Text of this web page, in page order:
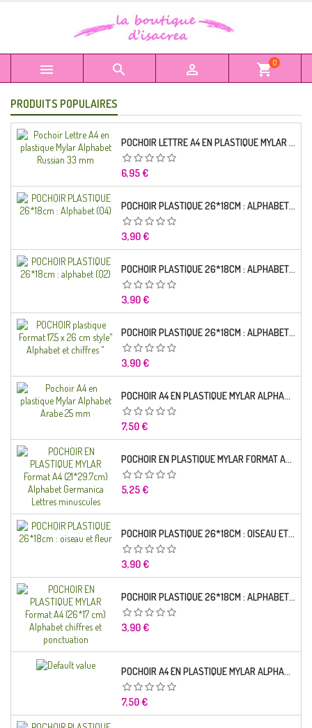
   shopping_cart0
PRODUITS POPULAIRES
POCHOIR LETTRE A4 EN PLASTIQUE MYLAR ALPHABET RUSSIAN 33 MM
Prix
6,95 €
POCHOIR PLASTIQUE 26*18CM : ALPHABET (04)
Prix
3,90 €
POCHOIR PLASTIQUE 26*18CM : ALPHABET (02)
Prix
3,90 €
POCHOIR PLASTIQUE 26*18CM : ALPHABET (01)
Prix
3,90 €
POCHOIR A4 EN PLASTIQUE MYLAR ALPHABET ARABE 25 MM
Prix
7,50 €
POCHOIR EN PLASTIQUE MYLAR FORMAT A4 (21*29.7CM) ALPHABET GERMANICA LETTRES MINUSCULES
Prix
5,25 €
POCHOIR PLASTIQUE 26*18CM : OISEAU ET FLEUR
Prix
3,90 €
POCHOIR PLASTIQUE 26*18CM : ALPHABET (03)
Prix
3,90 €
POCHOIR A4 EN PLASTIQUE MYLAR ALPHABET LETTRE TYPO CHARLEMAGNE 28 MM
Prix
7,50 €